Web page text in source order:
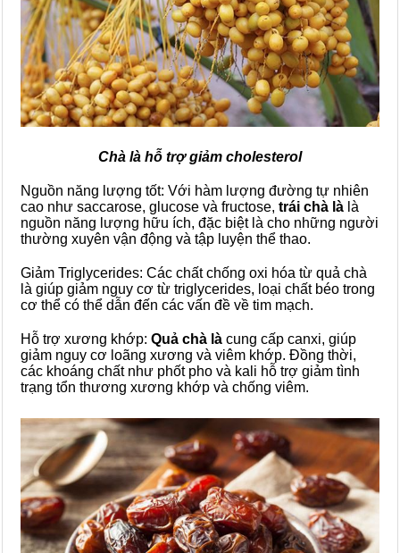
Chà là hỗ trợ giảm cholesterol
Nguồn năng lượng tốt: Với hàm lượng đường tự nhiên
cao như saccarose, glucose và fructose, trái chà là là
nguồn năng lượng hữu ích, đặc biệt là cho những người
thường xuyên vận động và tập luyện thể thao.
Giảm Triglycerides: Các chất chống oxi hóa từ quả chà
là giúp giảm nguy cơ từ triglycerides, loại chất béo trong
cơ thể có thể dẫn đến các vấn đề về tim mạch.
Hỗ trợ xương khớp: Quả chà là cung cấp canxi, giúp
giảm nguy cơ loãng xương và viêm khớp. Đồng thời,
các khoáng chất như phốt pho và kali hỗ trợ giảm tình
trạng tổn thương xương khớp và chống viêm.